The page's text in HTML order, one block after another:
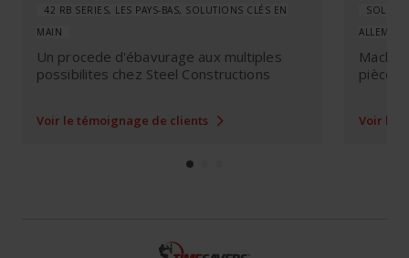
42 RB SERIES, LES PAYS-BAS, SOLUTIONS CLÉS EN
MAIN
Un procede d'ébavurage aux multiples
possibilites chez Steel Constructions
Voir le témoignage de clients
pièces
Voir le